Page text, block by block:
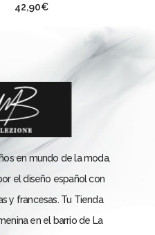
42,90€
en mundo de la moda.
el diseño español con
y francesas. Tu Tienda
en el barrio de La